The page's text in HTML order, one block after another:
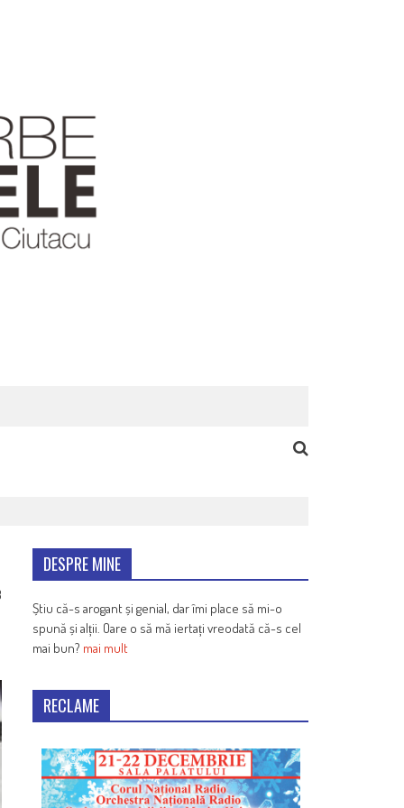
DESPRE MINE
Știu că-s arogant și genial, dar îmi place să mi-o
spună și alții. Oare o să mă iertați vreodată că-s cel
mai bun? mai mult
RECLAME